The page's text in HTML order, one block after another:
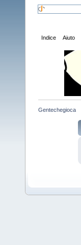
Indice Aiuto
Gentechegioca